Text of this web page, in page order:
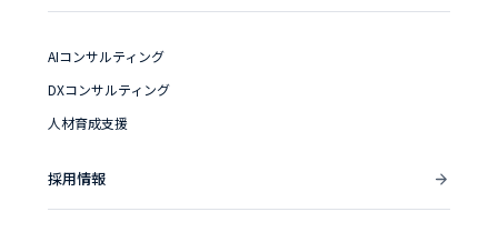
AIコンサルティング
DXコンサルティング
人材育成支援
採用情報